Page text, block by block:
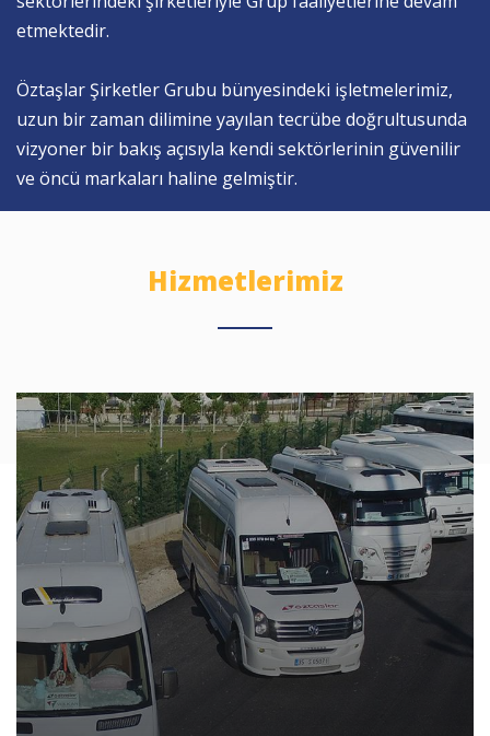
etmektedir.
Öztaşlar Şirketler Grubu bünyesindeki işletmelerimiz,
uzun bir zaman dilimine yayılan tecrübe doğrultusunda
vizyoner bir bakış açısıyla kendi sektörlerinin güvenilir
ve öncü markaları haline gelmiştir.
Hizmetlerimiz